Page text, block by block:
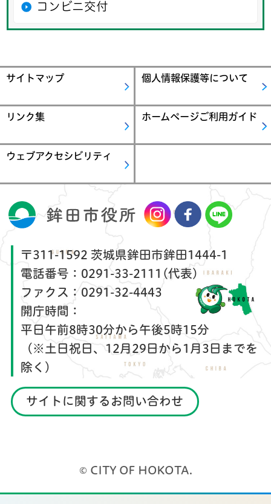
コンビニ交付
サイトマップ 個人情報保護等について
リンク集 ホームページご利用ガイド
ウェブアクセシビリティ
〒311-1592 茨城県鉾田市鉾田1444-1
電話番号： 0291-33-2111(代表)
ファクス： 0291-32-4443
開庁時間：
平日午前8時30分から午後5時15分
（※土日祝日、12月29日から1月3日までを
除く）
サイトに関するお問い合わせ
© CITY OF HOKOTA.